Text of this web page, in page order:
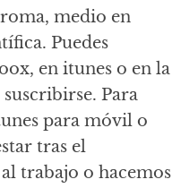
medio en
Puedes
en itunes o en la
Para
para móvil o
tras el
trabajo o hacemos